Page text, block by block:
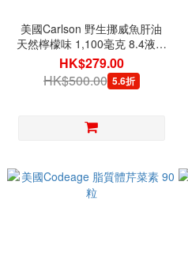
美國Carlson 野生挪威魚肝油
天然檸檬味 1,100毫克 8.4液量
盎司 (250毫升)
HK$279.00
HK$500.00 5.6折